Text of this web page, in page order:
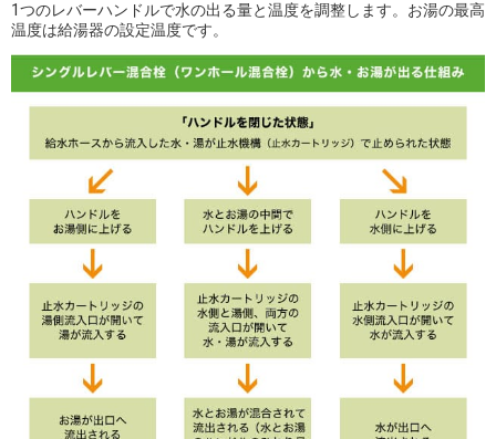
1つのレバーハンドルで水の出る量と温度を調整します。お湯の最高
温度は給湯器の設定温度です。